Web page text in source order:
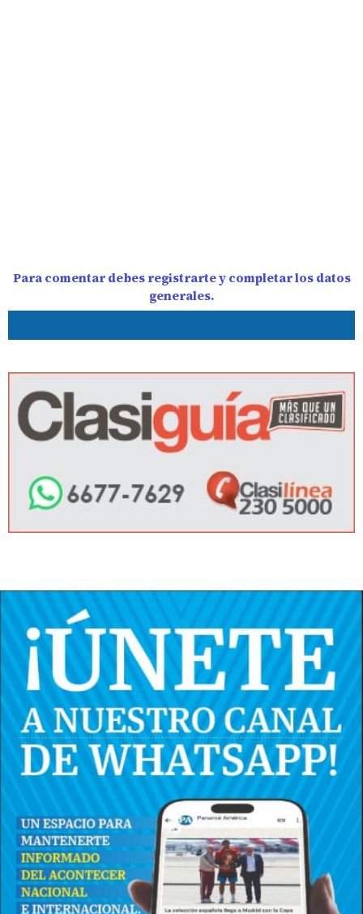
Para comentar debes registrarte y completar los datos
generales.